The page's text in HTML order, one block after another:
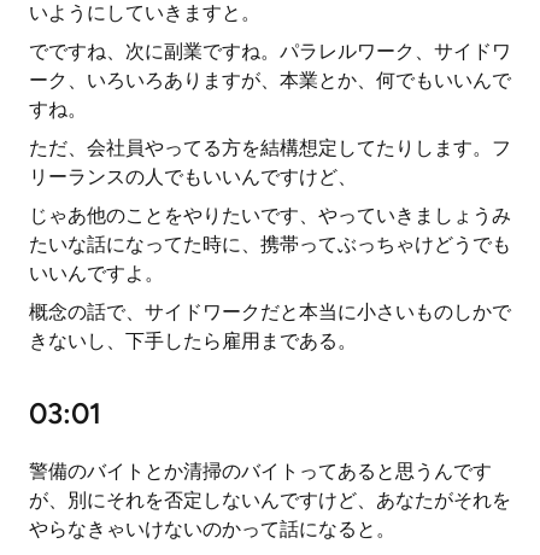
いようにしていきますと。
でですね、次に副業ですね。パラレルワーク、サイドワ
ーク、いろいろありますが、本業とか、何でもいいんで
すね。
ただ、会社員やってる方を結構想定してたりします。フ
リーランスの人でもいいんですけど、
じゃあ他のことをやりたいです、やっていきましょうみ
たいな話になってた時に、携帯ってぶっちゃけどうでも
いいんですよ。
概念の話で、サイドワークだと本当に小さいものしかで
きないし、下手したら雇用まである。
03:01
警備のバイトとか清掃のバイトってあると思うんです
が、別にそれを否定しないんですけど、あなたがそれを
やらなきゃいけないのかって話になると。